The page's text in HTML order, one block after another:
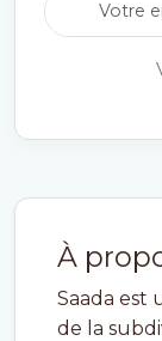
À
Saada est
de la